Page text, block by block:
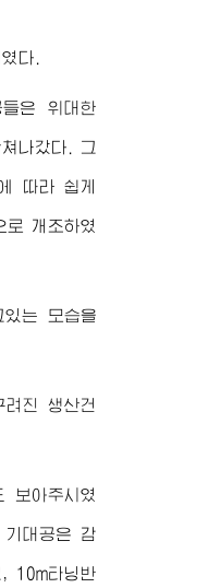
다.
들은 위대한
나갔다. 그
따라 쉽게
개조하였
있는 모습을
진 생산건
보아주시였
기대공은 감
10m타닝반